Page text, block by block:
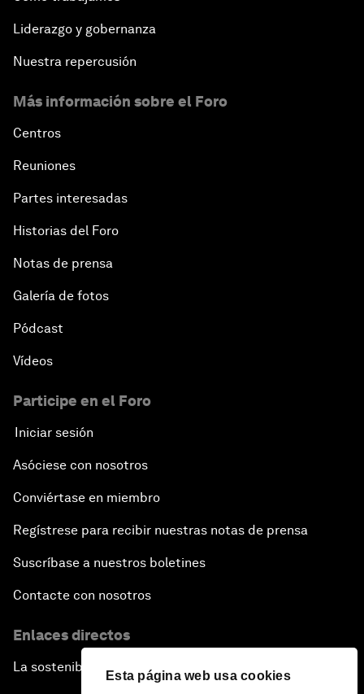
Esta página web usa cookies
Liderazgo y gobernanza
Nuestra repercusión
Más información sobre el Foro
Centros
Reuniones
Partes interesadas
Historias del Foro
Notas de prensa
Galería de fotos
Pódcast
Vídeos
Participe en el Foro
Iniciar sesión
Asóciese con nosotros
Conviértase en miembro
Regístrese para recibir nuestras notas de prensa
Suscríbase a nuestros boletines
Contacte con nosotros
Enlaces directos
La sostenibilidad en el Foro